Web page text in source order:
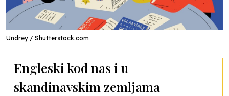
Undrey / Shutterstock.com
Engleski kod nas i u
skandinavskim zemljama